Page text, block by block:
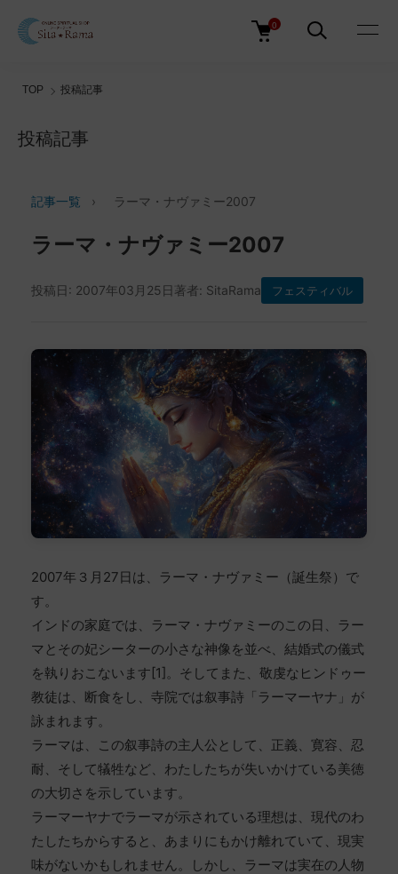
0
TOP 投稿記事
投稿記事
記事一覧 › ラーマ・ナヴァミー2007
ラーマ・ナヴァミー2007
投稿日: 2007年03月25日著者: SitaRama フェスティバル
2007年３月27日は、ラーマ・ナヴァミー（誕生祭）で
す。
インドの家庭では、ラーマ・ナヴァミーのこの日、ラー
マとその妃シーターの小さな神像を並べ、結婚式の儀式
を執りおこないます[1]。そしてまた、敬虔なヒンドゥー
教徒は、断食をし、寺院では叙事詩「ラーマーヤナ」が
詠まれます。
ラーマは、この叙事詩の主人公として、正義、寛容、忍
耐、そして犠牲など、わたしたちが失いかけている美徳
の大切さを示しています。
ラーマーヤナでラーマが示されている理想は、現代のわ
たしたちからすると、あまりにもかけ離れていて、現実
味がないかもしれません。しかし、ラーマは実在の人物